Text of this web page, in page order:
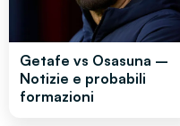
Getafe vs Osasuna –
Notizie e probabili
formazioni